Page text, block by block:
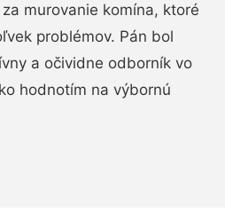
murovanie komína, ktoré
problémov. Pán bol
a očividne odborník vo
hodnotím na výbornú